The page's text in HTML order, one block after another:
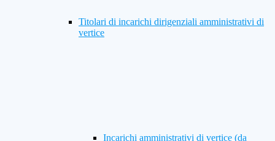
Titolari di incarichi dirigenziali amministrativi di
vertice
Incarichi amministrativi di vertice (da